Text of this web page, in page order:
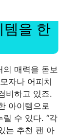
템을 한
의 매력을 돋보
자나 어피치
비하고 있죠.
아이템으로
수 있다. “각
는 추천 팬 아